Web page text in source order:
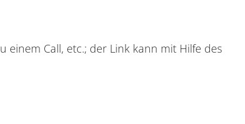
einem Call, etc.; der Link kann mit Hilfe des